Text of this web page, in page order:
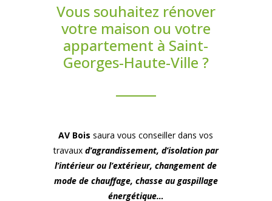
Vous souhaitez rénover
votre maison ou votre
appartement à Saint-
Georges-Haute-Ville ?
AV Bois saura vous conseiller dans vos
travaux d’agrandissement, d’isolation par
l’intérieur ou l’extérieur, changement de
mode de chauffage, chasse au gaspillage
énergétique…